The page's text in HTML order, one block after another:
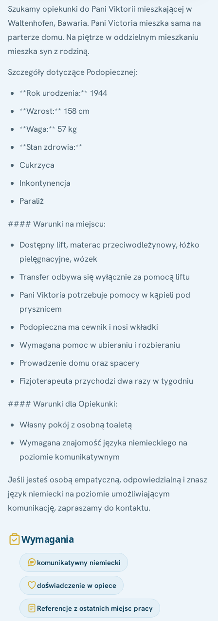
Szukamy opiekunki do Pani Viktorii mieszkającej w
Waltenhofen, Bawaria. Pani Victoria mieszka sama na
parterze domu. Na piętrze w oddzielnym mieszkaniu
mieszka syn z rodziną.
Szczegóły dotyczące Podopiecznej:
**Rok urodzenia:** 1944
**Wzrost:** 158 cm
**Waga:** 57 kg
**Stan zdrowia:**
Cukrzyca
Inkontynencja
Paraliż
#### Warunki na miejscu:
Dostępny lift, materac przeciwodleżynowy, łóżko
pielęgnacyjne, wózek
Transfer odbywa się wyłącznie za pomocą liftu
Pani Viktoria potrzebuje pomocy w kąpieli pod
prysznicem
Podopieczna ma cewnik i nosi wkładki
Wymagana pomoc w ubieraniu i rozbieraniu
Prowadzenie domu oraz spacery
Fizjoterapeuta przychodzi dwa razy w tygodniu
#### Warunki dla Opiekunki:
Własny pokój z osobną toaletą
Wymagana znajomość języka niemieckiego na
poziomie komunikatywnym
Jeśli jesteś osobą empatyczną, odpowiedzialną i znasz
język niemiecki na poziomie umożliwiającym
komunikację, zapraszamy do kontaktu.
Wymagania
komunikatywny niemiecki
doświadczenie w opiece
Referencje z ostatnich miejsc pracy